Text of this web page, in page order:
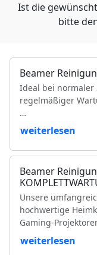
Ist die
bitte
Beamer
Ideal bei normaler
regelmäßiger
Leistungsumfang:
Reinigung der
Reinigung der
Objektivreinigung
Entfernung loser
Geräteinneren
Prüfung der
Funktionsprüfung
weiterlesen
Beamer
Unsere
hochwertige
Gaming-
Leistungsumfang:
weiterlesen